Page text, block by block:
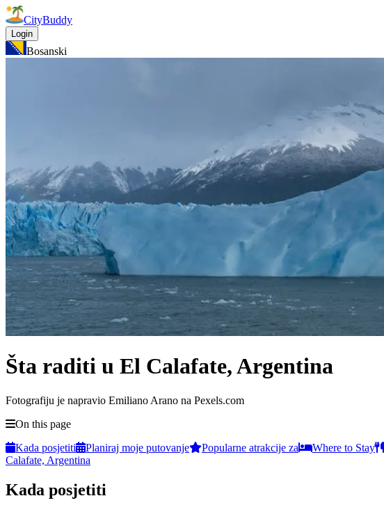
CityBuddy
Login
Bosanski
Šta raditi u El Calafate, Argentina
Fotografiju je napravio Emiliano Arano na Pexels.com
On this page
Kada posjetiti
Planiraj moje putovanje Popularne atrakcije za Where to Stay
Calafate, Argentina
Kada posjetiti